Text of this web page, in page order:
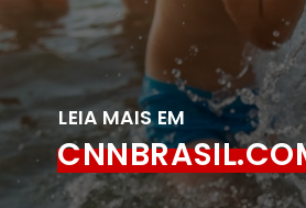
LEIA MAIS EM